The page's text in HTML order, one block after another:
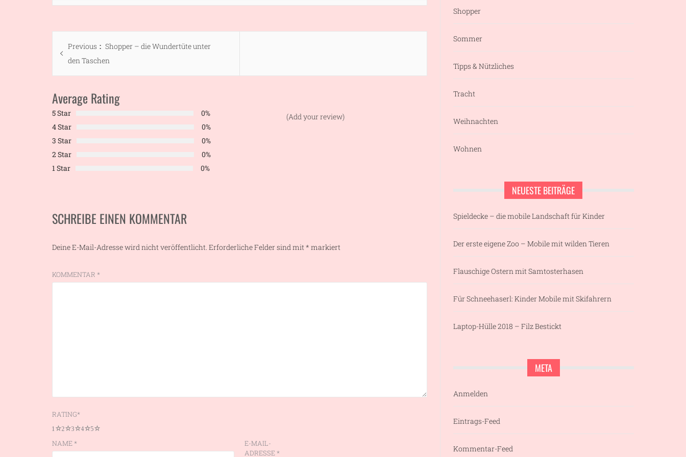
Beitragsnavigation
Previous
Previous
post:
Shopper – die Wundertüte unter
den Taschen
Average Rating
5 Star
0%
4 Star
0%
3 Star
0%
2 Star
0%
1 Star
0%
(Add your review)
SCHREIBE EINEN KOMMENTAR
Deine E-Mail-Adresse wird nicht veröffentlicht. Erforderliche Felder sind mit* markiert
KOMMENTAR *
RATING*
5
4
3
2
1
NAME*
E-MAIL-
ADRESSE*
Shopper
Sommer
Tipps & Nützliches
Tracht
Weihnachten
Wohnen
NEUESTE BEITRÄGE
Spieldecke – die mobile Landschaft für Kinder
Der erste eigene Zoo – Mobile mit wilden Tieren
Flauschige Ostern mit Samtosterhasen
Für Schneehaserl: Kinder Mobile mit Skifahrern
Laptop-Hülle 2018 – Filz Bestickt
META
Anmelden
Eintrags-Feed
Kommentar-Feed